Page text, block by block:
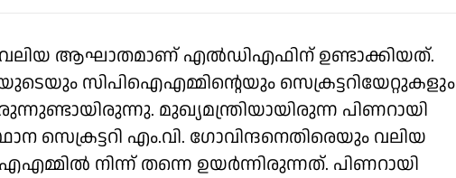
ആഘാതമാണ് എൽഡിഎഫിന് ഉണ്ടാക്കിയത്.
സിപിഐഎമ്മിൻ്റെയും സെക്രട്ടറിയേറ്റുകളും
മുഖ്യമന്ത്രിയായിരുന്ന പിണറായി
സെക്രട്ടറി എം.വി. ഗോവിന്ദനെതിരെയും വലിയ
നിന്ന് തന്നെ ഉയർന്നിരുന്നത്. പിണറായി